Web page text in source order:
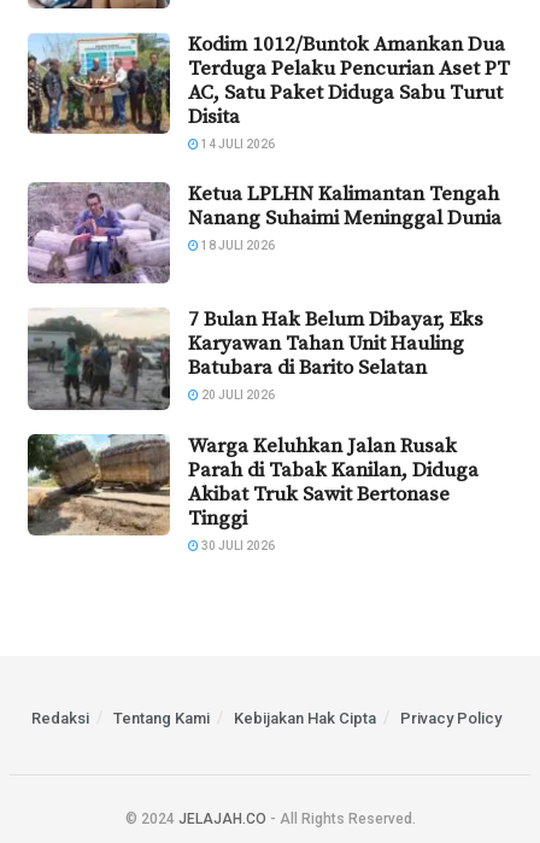
Kodim 1012/Buntok Amankan Dua
Terduga Pelaku Pencurian Aset PT
AC, Satu Paket Diduga Sabu Turut
Disita
14 JULI 2026
Ketua LPLHN Kalimantan Tengah
Nanang Suhaimi Meninggal Dunia
18 JULI 2026
7 Bulan Hak Belum Dibayar, Eks
Karyawan Tahan Unit Hauling
Batubara di Barito Selatan
20 JULI 2026
Warga Keluhkan Jalan Rusak
Parah di Tabak Kanilan, Diduga
Akibat Truk Sawit Bertonase
Tinggi
30 JULI 2026
Redaksi Tentang Kami Kebijakan Hak Cipta Privacy Policy
© 2024 JELAJAH.CO - All Rights Reserved.